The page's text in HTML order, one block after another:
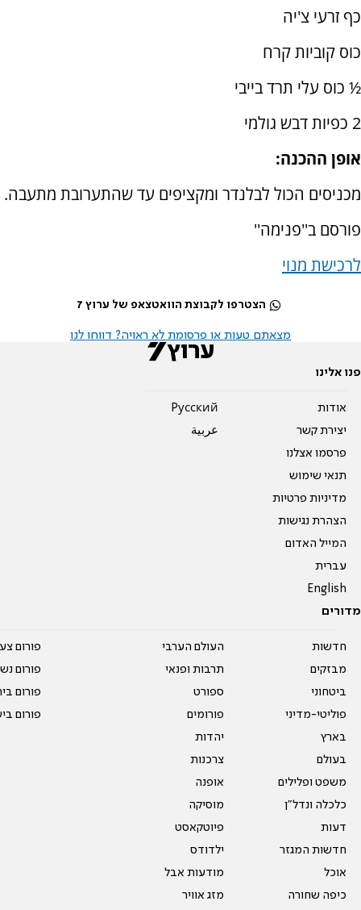
כף זרעי צ'יה
כוס קוביות קרח
½ כוס עלי תרד בייבי
2 כפיות דבש גולמי
אופן ההכנה:
מכניסים הכול לבלנדר ומקציפים עד שהתערובת מתעבה.
פורסם ב''פנימה''
לרכישת מנוי
הצטרפו לקבוצת הוואטצאפ של ערוץ 7
מצאתם טעות או פרסומת לא ראויה? דווחו לנו
פנו אלינו
אודות
יצירת קשר
פרסמו אצלנו
תנאי שימוש
מדיניות פרטיות
הצהרת נגישות
המייל האדום
עברית
English
Pусский
عربية
מדורים
חדשות
מבזקים
ביטחוני
פוליטי-מדיני
בארץ
בעולם
משפט ופלילים
כלכלה ונדל"ן
דעות
חדשות המגזר
אוכל
כיפה שחורה
העולם הערבי
תרבות ופנאי
ספורט
פורומים
יהדות
צרכנות
אופנה
מוסיקה
פיוטקאסט
ילדודס
מודעות אבל
מזג אוויר
פורום
פורום
פורום
פורום